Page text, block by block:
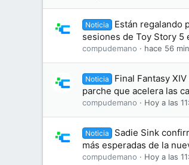
Noticia
Están regalando
sesiones de Toy Story 5
compudemano hace 56
Noticia
Final Fantasy
parche que acelera las
compudemano Hoy a las
Noticia
Sadie Sink
más esperadas de la
compudemano Hoy a las